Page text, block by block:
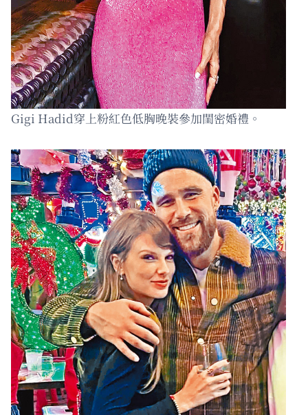
Gigi Hadid穿上粉紅色低胸晚裝參加閨密婚禮。